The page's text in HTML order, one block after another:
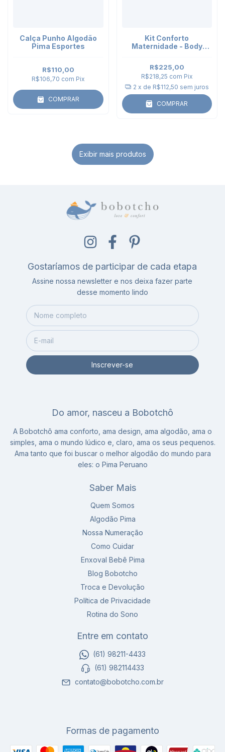
Calça Punho Algodão
Pima Esportes
R$110,00
R$106,70 com Pix
COMPRAR
Kit Conforto
Maternidade - Body
R$225,00
R$218,25 com Pix
2 x de R$112,50 sem juros
COMPRAR
Exibir mais produtos
Gostaríamos de participar de cada etapa
Assine nossa newsletter e nos deixa fazer parte
desse momento lindo
Do amor, nasceu a Bobotchô
A Bobotchô ama conforto, ama design, ama algodão, ama o
simples, ama o mundo lúdico e, claro, ama os seus pequenos.
Ama tanto que foi buscar o melhor algodão do mundo para
eles: o Pima Peruano
Saber Mais
Quem Somos
Algodão Pima
Nossa Numeração
Como Cuidar
Enxoval Bebê Pima
Blog Bobotcho
Troca e Devolução
Política de Privacidade
Rotina do Sono
Entre em contato
(61) 98211-4433
(61) 982114433
contato@bobotcho.com.br
Formas de pagamento